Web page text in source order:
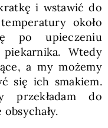
i wstawić do
około
po upieczeniu
piekarnika. Wtedy
a my możemy
się ich smakiem.
do